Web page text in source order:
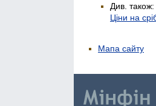
Див. також:
Ціни на
Мапа сайту